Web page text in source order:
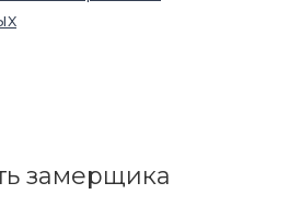
замерщика